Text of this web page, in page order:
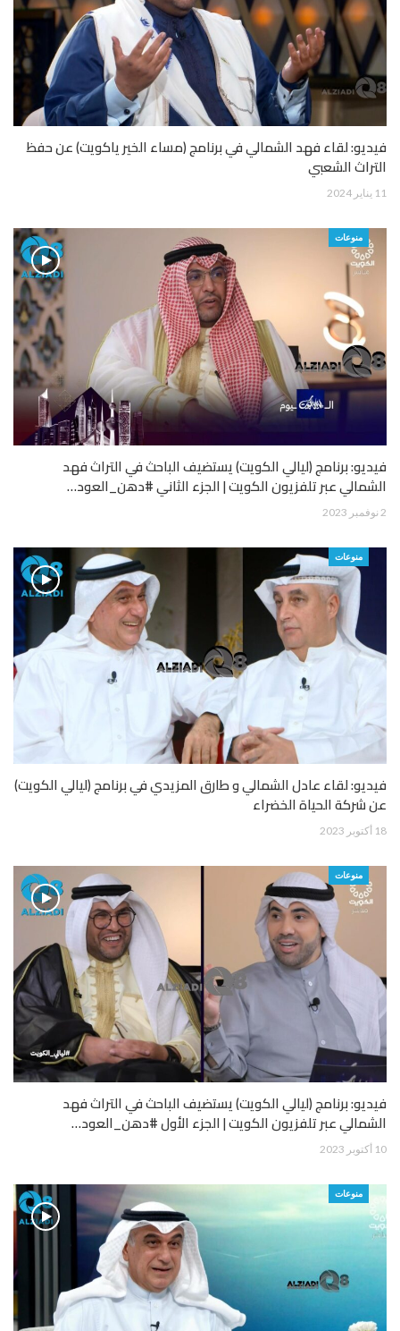
فيديو: لقاء فهد الشمالي في برنامج (مساء الخير ياكويت) عن حفظ
التراث الشعبي
11 يناير 2024
منوعات
فيديو: برنامج (ليالي الكويت) يستضيف الباحث في التراث فهد
الشمالي عبر تلفزيون الكويت | الجزء الثاني #دهن_العود…
2 نوفمبر 2023
منوعات
فيديو: لقاء عادل الشمالي و طارق المزيدي في برنامج (ليالي الكويت)
عن شركة الحياة الخضراء
18 أكتوبر 2023
منوعات
فيديو: برنامج (ليالي الكويت) يستضيف الباحث في التراث فهد
الشمالي عبر تلفزيون الكويت | الجزء الأول #دهن_العود…
10 أكتوبر 2023
منوعات